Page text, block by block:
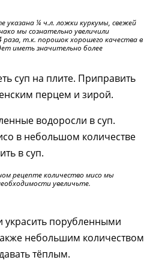
указана ¼ ч.л. ложки куркумы, свежей
мы сознательно увеличили
раза, т.к. порошок хорошего качества в
иметь значительно более
суп на плите. Приправить
перцем и зирой.
водоросли в суп.
в небольшом количестве
в суп.
рецепте количество мисо мы
увеличьте.
украсить порубленными
небольшим количеством
тёплым.